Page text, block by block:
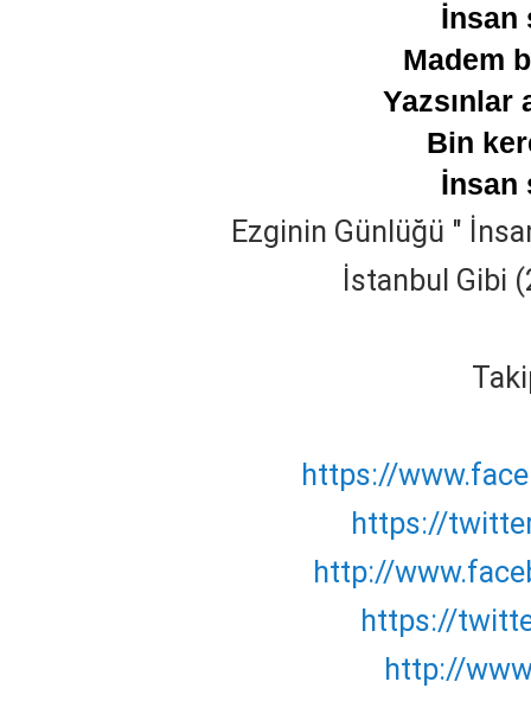
İnsan
Madem
Yazsınlar
Bin
İnsan
Ezginin Günlüğü "
İstanbul Gibi
https://
https://
http://
https://
http://